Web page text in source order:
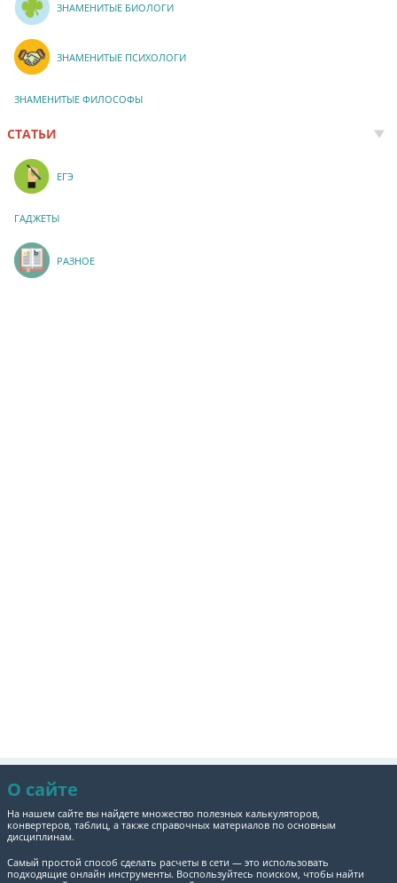
ЗНАМЕНИТЫЕ БИОЛОГИ
ЗНАМЕНИТЫЕ ПСИХОЛОГИ
ЗНАМЕНИТЫЕ ФИЛОСОФЫ
СТАТЬИ
ЕГЭ
ГАДЖЕТЫ
РАЗНОЕ
О сайте
На нашем сайте вы найдете множество полезных калькуляторов,
конвертеров, таблиц, а также справочных материалов по основным
дисциплинам.
Самый простой способ сделать расчеты в сети — это использовать
подходящие онлайн инструменты. Воспользуйтесь поиском, чтобы найти